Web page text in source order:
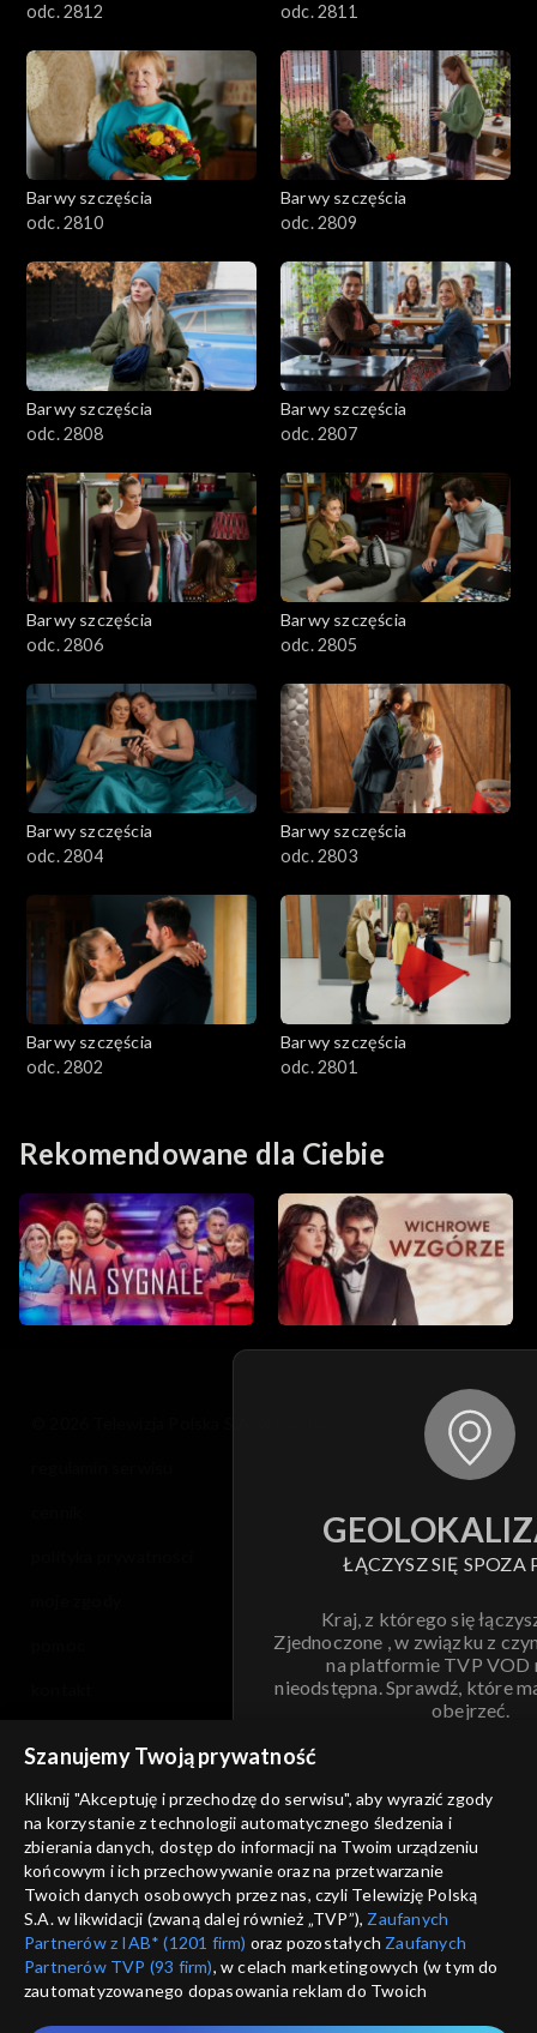
odc. 2812
odc. 2811
Barwy szczęścia
odc. 2810
Barwy szczęścia
odc. 2809
Barwy szczęścia
odc. 2808
Barwy szczęścia
odc. 2807
Barwy szczęścia
odc. 2806
Barwy szczęścia
odc. 2805
Barwy szczęścia
odc. 2804
Barwy szczęścia
odc. 2803
Barwy szczęścia
odc. 2802
Barwy szczęścia
odc. 2801
Rekomendowane dla Ciebie
ŁĄCZYSZ SIĘ SPOZA
Kraj, z którego się
Zjednoczone , w związku z
na platformie TVP VOD
nieodstępna. Sprawdź, które
obejrzeć.
ANULUJ
informacje o dostawcy usług
Szanujemy Twoją prywatność
Kliknij "Akceptuję i przechodzę do serwisu", aby wyrazić zgody
na korzystanie z technologii automatycznego śledzenia i
zbierania danych, dostęp do informacji na Twoim urządzeniu
końcowym i ich przechowywanie oraz na przetwarzanie
Twoich danych osobowych przez nas, czyli Telewizję Polską
S.A. w likwidacji (zwaną dalej również „TVP”), Zaufanych
Partnerów z IAB* (1201 firm) oraz pozostałych Zaufanych
Partnerów TVP (93 firm), w celach marketingowych (w tym do
zautomatyzowanego dopasowania reklam do Twoich